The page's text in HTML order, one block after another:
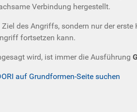
Verbindung hergestellt.
des Angriffs, sondern nur der erste
fortsetzen kann.
wird, ist immer die Ausführung
auf Grundformen-Seite suchen